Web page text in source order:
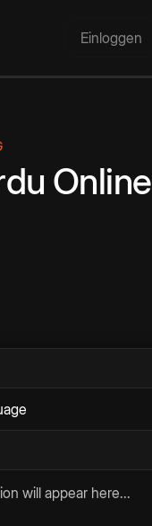
Einloggen
Online
will appear here...